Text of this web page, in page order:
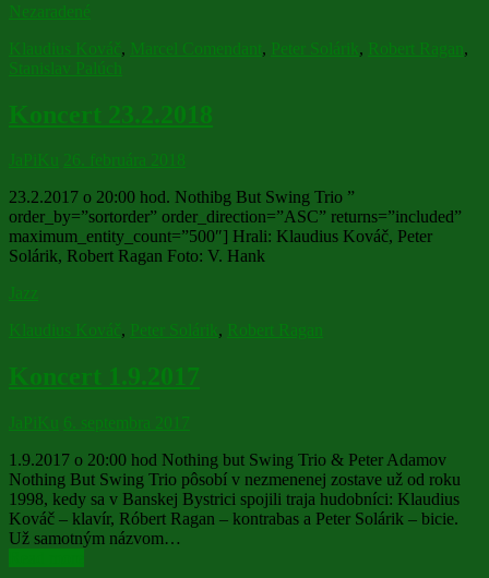
Nezaradené
Klaudius Kováč, Marcel Comendant, Peter Solárik, Robert Ragan,
Stanislav Palúch
Koncert 23.2.2018
JaPiKu 26. februára 2018
23.2.2017 o 20:00 hod. Nothibg But Swing Trio ”
order_by=”sortorder” order_direction=”ASC” returns=”included”
maximum_entity_count=”500″] Hrali: Klaudius Kováč, Peter
Solárik, Robert Ragan Foto: V. Hank
Jazz
Klaudius Kováč, Peter Solárik, Robert Ragan
Koncert 1.9.2017
JaPiKu 6. septembra 2017
1.9.2017 o 20:00 hod Nothing but Swing Trio & Peter Adamov
Nothing But Swing Trio pôsobí v nezmenenej zostave už od roku
1998, kedy sa v Banskej Bystrici spojili traja hudobníci: Klaudius
Kováč – klavír, Róbert Ragan – kontrabas a Peter Solárik – bicie.
Už samotným názvom…